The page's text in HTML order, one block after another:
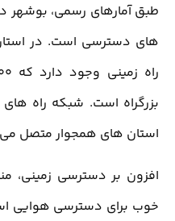
طبق آمارهای رسمی، بوشهر
بزرگراه است. شبکه راه های
استان های همجوار متصل
افزون بر دسترسی زمینی،